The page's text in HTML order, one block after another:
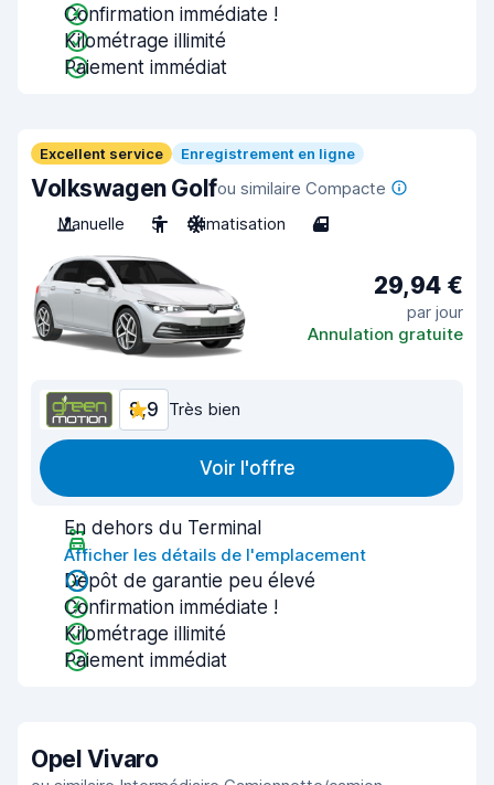
Confirmation immédiate !
Kilométrage illimité
Paiement immédiat
Excellent service Enregistrement en ligne
Volkswagen Golfou similaire Compacte
Manuelle
5 Climatisation 4
29,94 €
par jour
Annulation gratuite
8,9 Très bien
Voir l'offre
En dehors du Terminal
Afficher les détails de l'emplacement
Dépôt de garantie peu élevé
Confirmation immédiate !
Kilométrage illimité
Paiement immédiat
Opel Vivaro